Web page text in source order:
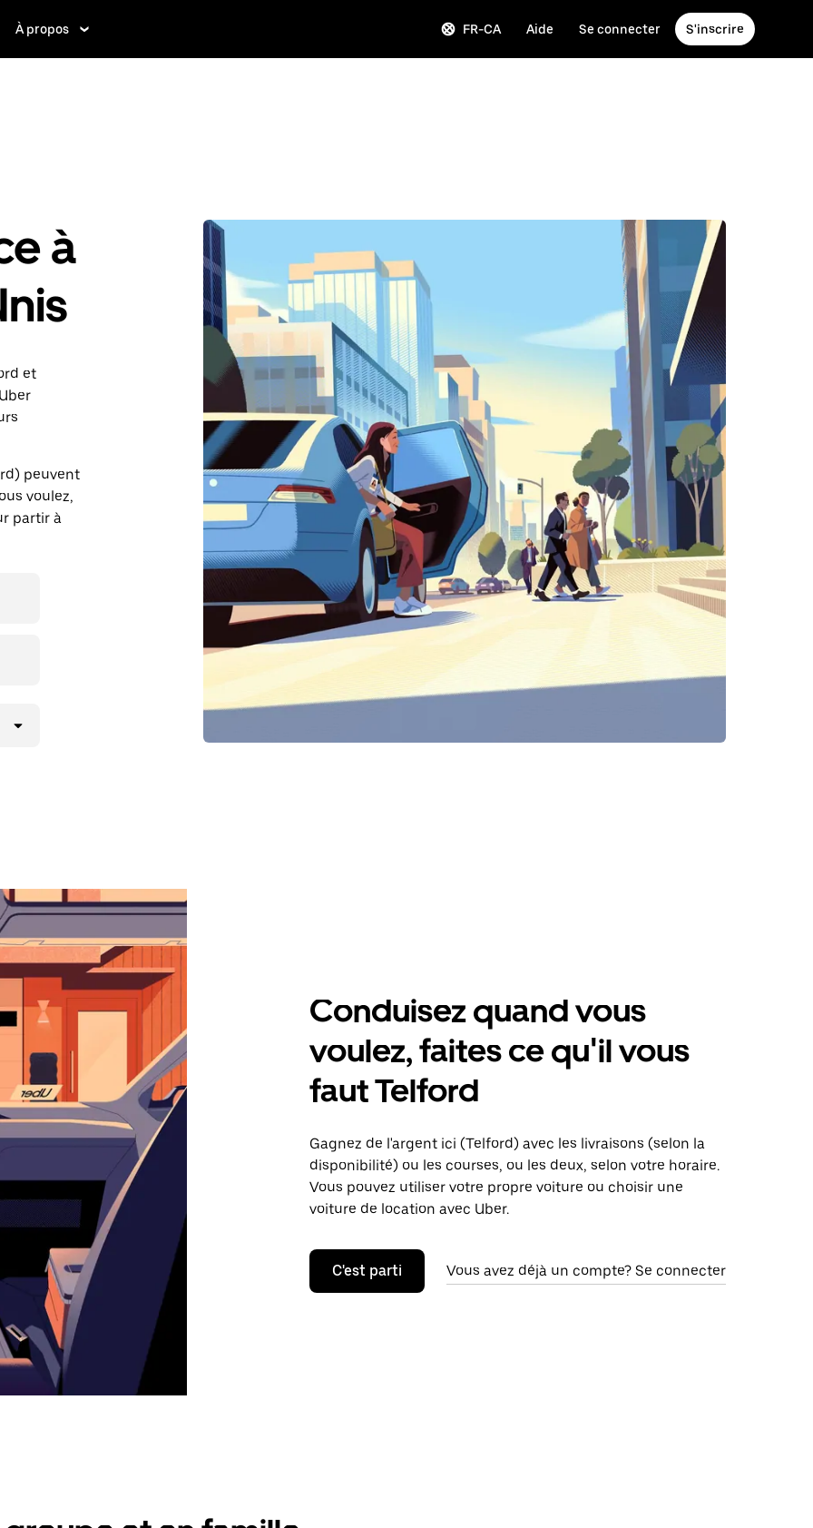
À propos FR-CA Aide Se connecter S'inscrire
à
et
peuvent
voulez,
partir à
Conduisez quand vous
voulez, faites ce qu'il vous
faut Telford
Gagnez de l'argent ici (Telford) avec les livraisons (selon la
disponibilité) ou les courses, ou les deux, selon votre horaire.
Vous pouvez utiliser votre propre voiture ou choisir une
voiture de location avec Uber.
C'est parti Vous avez déjà un compte? Se connecter